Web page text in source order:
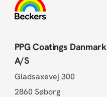
PPG Coatings Danmark
A/S
Gladsaxevej 300
2860 Søborg